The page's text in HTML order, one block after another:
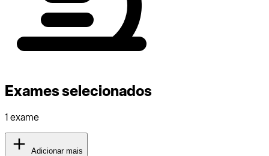
Exames selecionados
1 exame
Adicionar mais